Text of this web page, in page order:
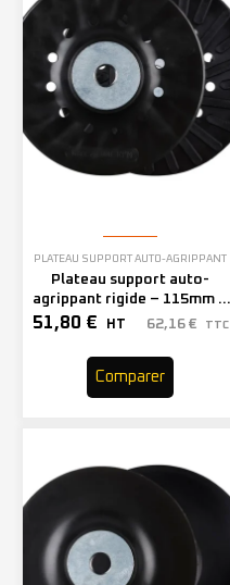
PLATEAU SUPPORT AUTO-AGRIPPANT
Plateau support auto-
agrippant rigide – 115mm –
300385 (x10)
51,80 € HT 62,16 € TTC
Comparer